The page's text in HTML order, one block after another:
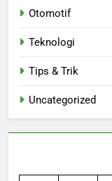
Otomotif
Teknologi
Tips & Trik
Uncategorized